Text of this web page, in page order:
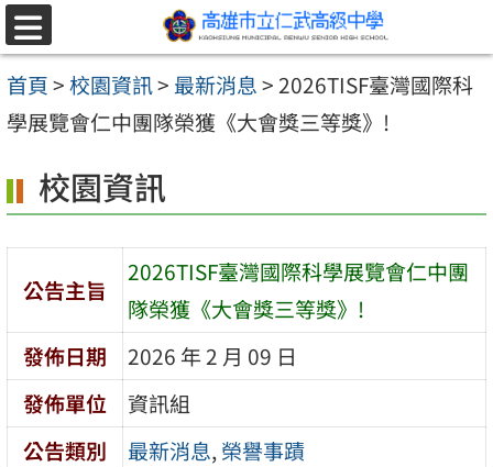
跳至主要內容區
選
單
首頁>校園資訊> 最新消息> 2026TISF臺灣國際科
學展覽會仁中團隊榮獲《大會獎三等獎》!
校園資訊
公告主旨
2026TISF臺灣國際科學展覽會仁中團
隊榮獲《大會獎三等獎》!
發佈日期
2026 年 2 月 09 日
發佈單位
資訊組
公告類別
最新消息,榮譽事蹟